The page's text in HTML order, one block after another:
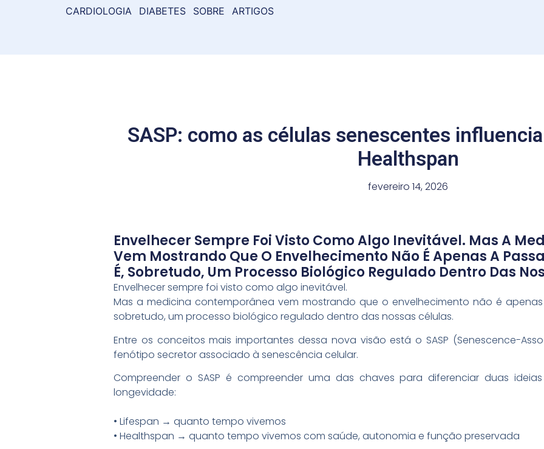
CARDIOLOGIA DIABETES SOBRE ARTIGOS
SASP: como as células senescentes
Healthspan
fevereiro 14, 2026
Envelhecer Sempre Foi Visto Como Algo Inevitável. Mas A
Vem Mostrando Que O Envelhecimento Não É Apenas A
É, Sobretudo, Um Processo Biológico Regulado Dentro Das
Envelhecer sempre foi visto como algo inevitável.
Mas a medicina contemporânea vem mostrando que o envelhecimento não é
sobretudo, um processo biológico regulado dentro das nossas células.
Entre os conceitos mais importantes dessa nova visão está o SASP (Senescence-
fenótipo secretor associado à senescência celular.
Compreender o SASP é compreender uma das chaves para diferenciar duas
longevidade:
• Lifespan → quanto tempo vivemos
• Healthspan → quanto tempo vivemos com saúde, autonomia e função preservada